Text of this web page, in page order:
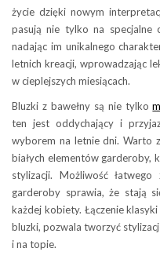
życie dzięki nowym
pasują nie tylko na specjalne
nadając im unikalnego
letnich kreacji, wprowadzając
w cieplejszych miesiącach.
Bluzki z bawełny są nie tylko
ten jest oddychający i
wyborem na letnie dni. Warto
białych elementów garderoby,
stylizacji. Możliwość
garderoby sprawia, że stają
każdej kobiety. Łączenie
bluzki, pozwala tworzyć
i na topie.